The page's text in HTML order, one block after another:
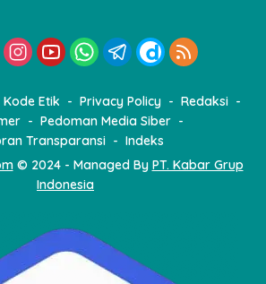
Kode Etik Privacy Policy
Redaksi
Pedoman Media Siber
Transparansi
Indeks
© 2024 - Managed By PT. Kabar Grup
Indonesia